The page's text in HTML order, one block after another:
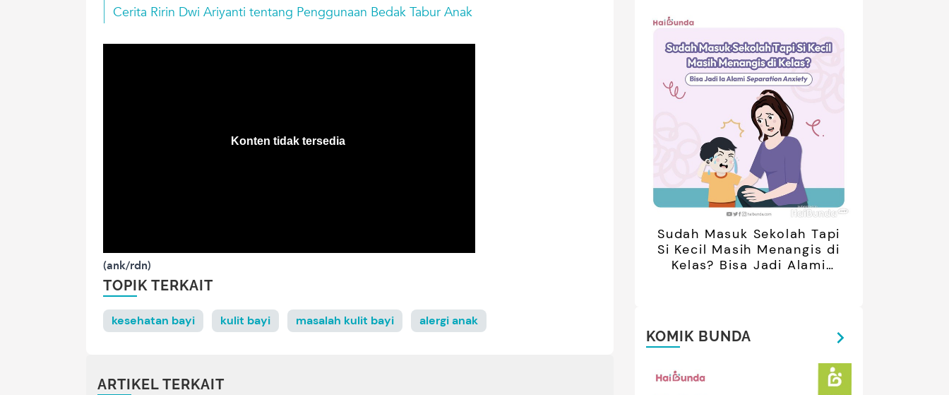
Cerita Ririn Dwi Ariyanti tentang Penggunaan Bedak Tabur Anak
(ank/rdn)
TOPIK TERKAIT
kesehatan bayi kulit bayi masalah kulit bayi alergi anak
ARTIKEL TERKAIT
Sudah Masuk Sekolah Tapi
Si Kecil Masih Menangis di
Kelas? Bisa Jadi Alami
KOMIK BUNDA